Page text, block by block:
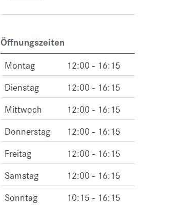
Öffnungszeiten
Montag
12:00 - 16:15
Dienstag
12:00 - 16:15
Mittwoch
12:00 - 16:15
Donnerstag
12:00 - 16:15
Freitag
12:00 - 16:15
Samstag
12:00 - 16:15
Sonntag
10:15 - 16:15